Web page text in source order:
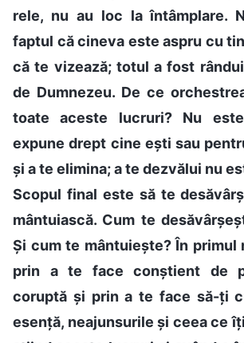
rele, nu au loc la întâmplare.
faptul că cineva este aspru cu
că te vizează; totul a fost
de Dumnezeu. De ce
toate aceste lucruri? Nu
expune drept cine ești sau
și a te elimina; a te dezvălui nu
Scopul final este să te
mântuiască. Cum te
Și cum te mântuiește? În primul
prin a te face conștient de
coruptă și prin a te face să-ți
esență, neajunsurile și ceea ce